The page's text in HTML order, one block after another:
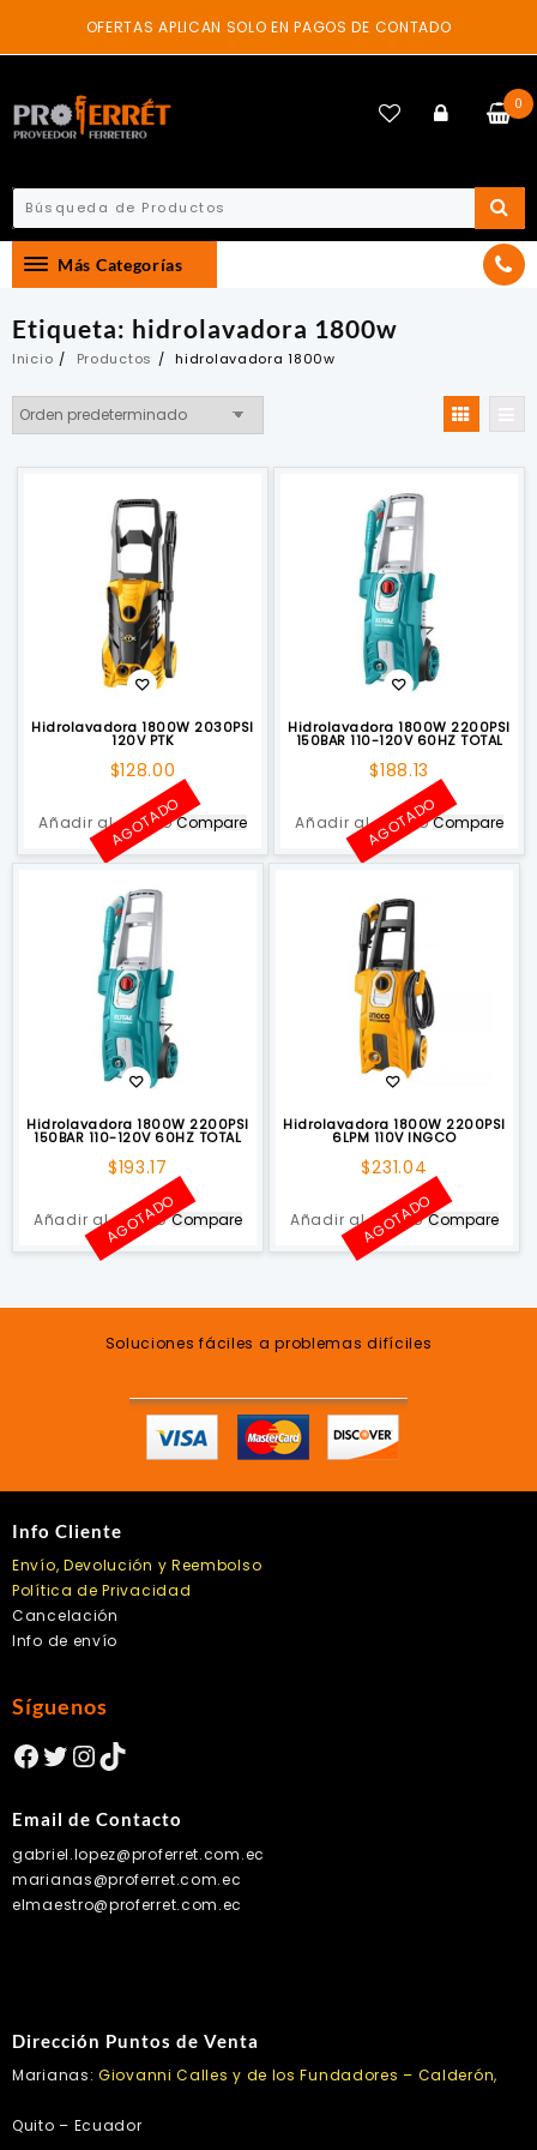
content
OFERTAS APLICAN SOLO EN PAGOS DE CONTADO
0
Más Categorías
Etiqueta: hidrolavadora 1800w
Inicio Productos hidrolavadora 1800w
Hidrolavadora 1800W 2030PSI
120V PTK
$128.00
Añadir al carrito
AGOTADOCompare
Hidrolavadora 1800W 2200PSI
150BAR 110-120V 60HZ TOTAL
$188.13
Añadir al carrito
AGOTADOCompare
Hidrolavadora 1800W 2200PSI
150BAR 110-120V 60HZ TOTAL
$193.17
Añadir al carrito
AGOTADOCompare
Hidrolavadora 1800W 2200PSI
6LPM 110V INGCO
$231.04
Añadir al carrito
AGOTADOCompare
Soluciones fáciles a problemas difíciles
Info Cliente
Envío, Devolución y Reembolso
Política de Privacidad
Cancelación
Info de envío
Síguenos
Facebook
Twitter
Instagram
TikTok
Email de Contacto
gabriel.lopez@proferret.com.ec
marianas@proferret.com.ec
elmaestro@proferret.com.ec
Dirección Puntos de Venta
Marianas: Giovanni Calles y de los Fundadores – Calderón,
Quito – Ecuador